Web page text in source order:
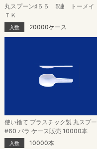
丸スプーン♯５５ 5連 トーメ
ＴＫ
入数 20000ケース
使い捨て プラスチック製 丸スプ
#60 バラ ケース販売 10000本
入数 10000本